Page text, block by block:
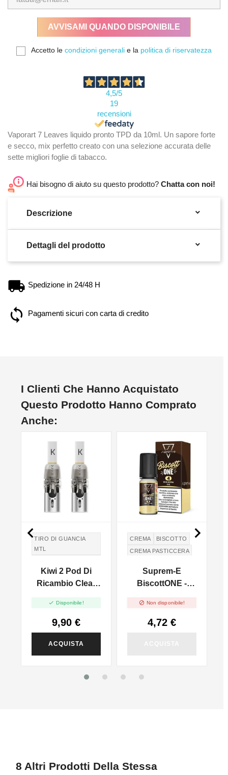
AVVISAMI QUANDO DISPONIBILE
Accetto le condizioni generali e la politica di riservatezza
4,5/5
19
recensioni
Vaporart 7 Leaves liquido pronto TPD da 10ml. Un sapore forte
e secco, mix perfetto creato con una selezione accurata delle
sette migliori foglie di tabacco.
Hai bisogno di aiuto su questo prodotto? Chatta con noi!
Descrizione 
Dettagli del prodotto 
Spedizione in 24/48 H
Pagamenti sicuri con carta di credito
I Clienti Che Hanno Acquistato
Questo Prodotto Hanno Comprato
Anche:
TIRO DI GUANCIA
MTL
MTLKiwi 2 Pod Di
Ricambio Clear
 Disponibile!
9,90 €
ACQUISTA
CREMA
BISCOTTO
CREMA PASTICCERA
Suprem-E
BiscottONE -
 Non disponibile!
4,72 €
 
8 Altri Prodotti Della Stessa